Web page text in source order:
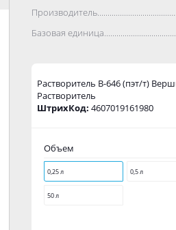
Базовая
Растворитель В-646 (пэт/т)
Растворитель
ШтрихКод: 4607019161980
Объем
0,25 л 0,5 л
50 л